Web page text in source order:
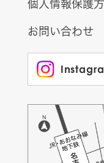
個人情報保護
お問い合わせ